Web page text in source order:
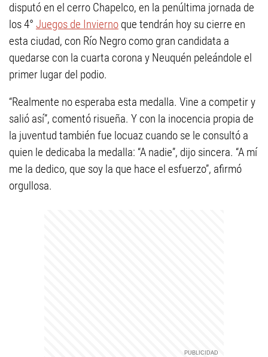
disputó en el cerro Chapelco, en la penúltima jornada de
los 4° Juegos de Invierno que tendrán hoy su cierre en
esta ciudad, con Río Negro como gran candidata a
quedarse con la cuarta corona y Neuquén peleándole el
primer lugar del podio.
“Realmente no esperaba esta medalla. Vine a competir y
salió así”, comentó risueña. Y con la inocencia propia de
la juventud también fue locuaz cuando se le consultó a
quien le dedicaba la medalla: “A nadie”, dijo sincera. “A mí
me la dedico, que soy la que hace el esfuerzo”, afirmó
orgullosa.